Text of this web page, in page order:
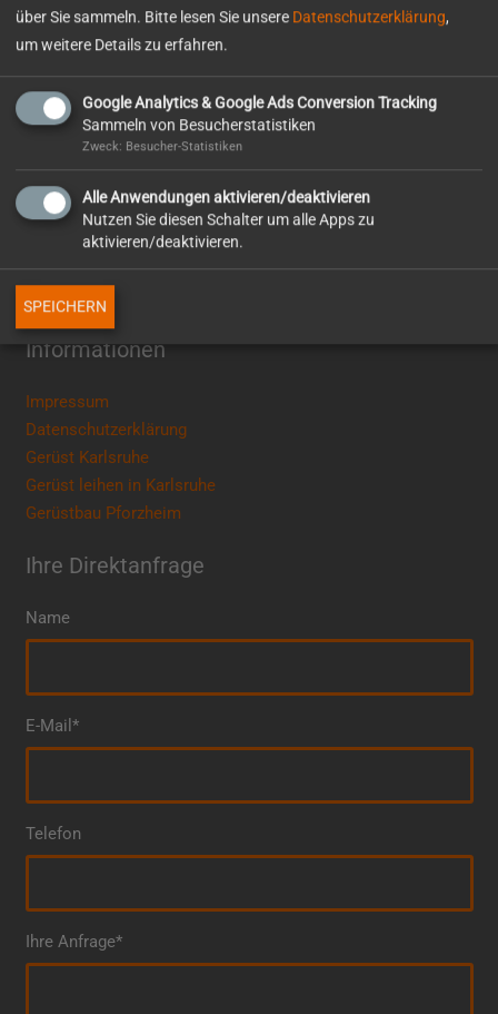
Erasmusstr. 4
75172 Pforzheim
TELEFON
0 72 31 / 94 03 – 0
+49 7231 – 94030
Informationen
Impressum
Datenschutzerklärung
Gerüst Karlsruhe
Gerüst leihen in Karlsruhe
Gerüstbau Pforzheim
Ihre Direktanfrage
Name
E-Mail*
Telefon
Ihre Anfrage*
über Sie sammeln. Bitte lesen Sie unsere Datenschutzerklärung,
um weitere Details zu erfahren.
Google Analytics & Google Ads Conversion Tracking
Sammeln von Besucherstatistiken
Zweck: Besucher-Statistiken
Alle Anwendungen aktivieren/deaktivieren
Nutzen Sie diesen Schalter um alle Apps zu
aktivieren/deaktivieren.
SPEICHERN